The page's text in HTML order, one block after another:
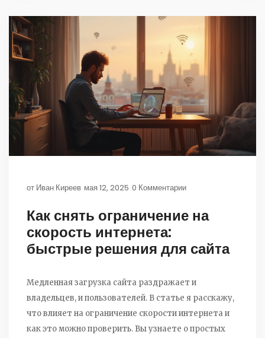
от Иван Киреев мая 12, 2025 0 Комментарии
Как снять ограничение на
скорость интернета:
быстрые решения для сайта
Медленная загрузка сайта раздражает и
владельцев, и пользователей. В статье я расскажу,
что влияет на ограничение скорости интернета и
как это можно проверить. Вы узнаете о простых